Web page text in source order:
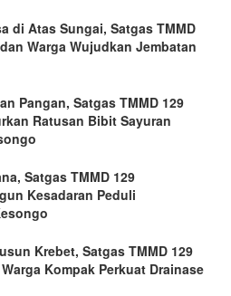
di Atas Sungai, Satgas TMMD
Warga Wujudkan Jembatan
Pangan, Satgas TMMD 129
Ratusan Bibit Sayuran
Satgas TMMD 129
Kesadaran Peduli
Krebet, Satgas TMMD 129
Kompak Perkuat Drainase